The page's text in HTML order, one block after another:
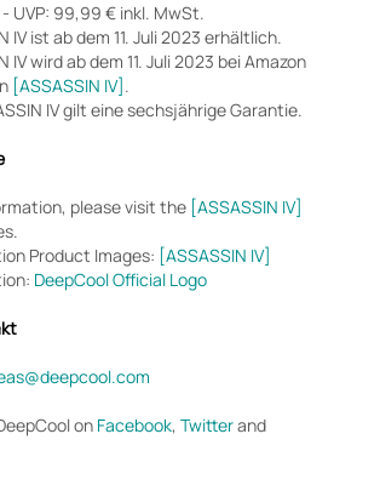
- UVP: 99,99 € inkl. MwSt.
IV ist ab dem 11. Juli 2023 erhältlich.
IV wird ab dem 11. Juli 2023 bei Amazon
[ASSASSIN IV] .
IV gilt eine sechsjährige Garantie.
please visit the [ASSASSIN IV]
Product Images: [ASSASSIN IV]
DeepCool Official Logo
on Facebook,Twitterand